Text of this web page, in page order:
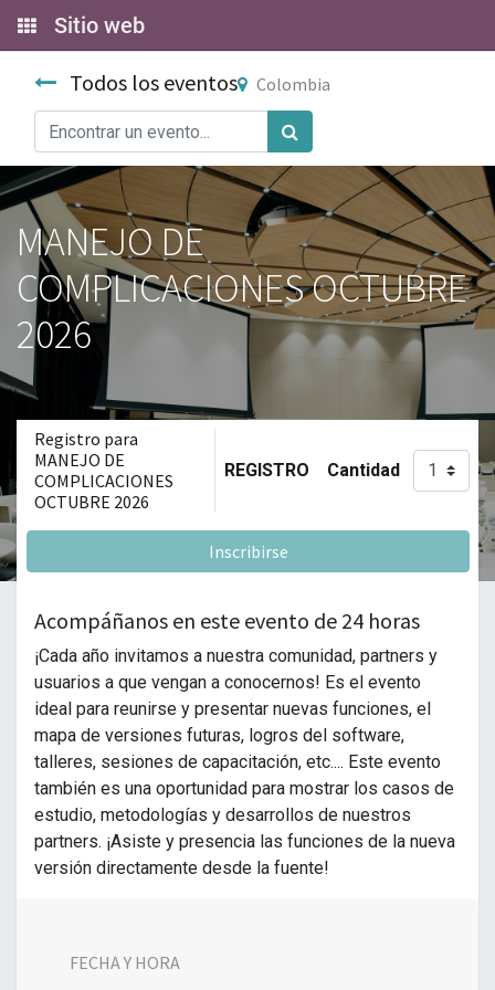
Sitio web
Todos los eventos Colombia
MANEJO DE
COMPLICACIONES OCTUBRE
2026
Registro para
MANEJO DE
COMPLICACIONES
OCTUBRE 2026
REGISTRO Cantidad
Inscribirse
Acompáñanos en este evento de 24 horas
¡Cada año invitamos a nuestra comunidad, partners y
usuarios a que vengan a conocernos! Es el evento
ideal para reunirse y presentar nuevas funciones, el
mapa de versiones futuras, logros del software,
talleres, sesiones de capacitación, etc.... Este evento
también es una oportunidad para mostrar los casos de
estudio, metodologías y desarrollos de nuestros
partners. ¡Asiste y presencia las funciones de la nueva
versión directamente desde la fuente!
FECHA Y HORA